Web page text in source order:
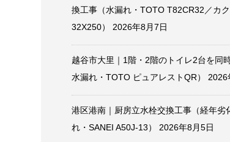
換工事（水漏れ・TOTO T82CR32／カ
32X250）
2026年8月7日
越谷市大里｜1階・2階のトイレ2台を同
水漏れ・TOTO ピュアレストQR）
2026
港区港南｜厨房立水栓交換工事（経年劣
れ・SANEI A50J-13）
2026年8月5日